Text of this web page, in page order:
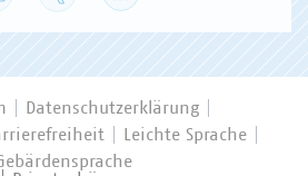
Datenschutzerklärung
Leichte Sprache